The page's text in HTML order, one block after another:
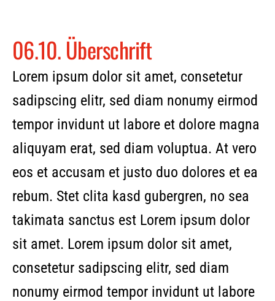
06.10.Überschrift
Lorem ipsum dolor sit amet, consetetur
sadipscing elitr, sed diam nonumy eirmod
tempor invidunt ut labore et dolore magna
aliquyam erat, sed diam voluptua. At vero
eos et accusam et justo duo dolores et ea
rebum. Stet clita kasd gubergren, no sea
takimata sanctus est Lorem ipsum dolor
sit amet. Lorem ipsum dolor sit amet,
consetetur sadipscing elitr, sed diam
nonumy eirmod tempor invidunt ut labore